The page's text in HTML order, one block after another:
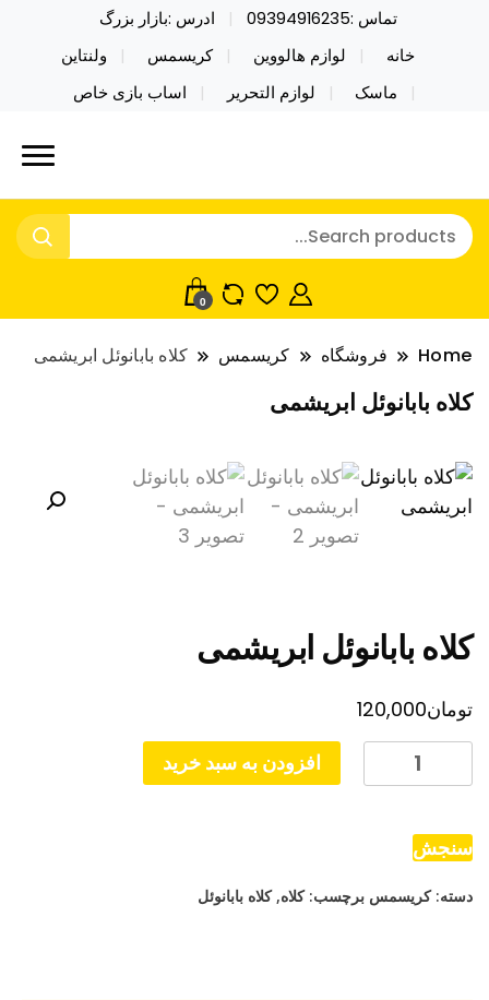
تماس :09394916235
ادرس :بازار بزرگ
خانه
لوازم هالووین کریسمس
ولنتاین
ماسک
لوازم التحریر اساب بازی خاص
نایکر توی فروش عمده لوازم هالووین
ولن تاین کادویی کریسمس اکسسوری
خرید محصولات خاص فیجت اسباب بازی تراول ماگ نایکر
توی فروش عمده لوازم هالووین ولن تاین کادویی
کریسمس اکسسوری ماسک در واردات مستقیم
0
Home فروشگاه کریسمس کلاه بابانوئل ابریشمی
کلاه بابانوئل ابریشمی
کلاه بابانوئل ابریشمی
تومان120,000
بابانوئل
عدد
افزودن به سبد خرید
سنجش
دسته:کریسمس برچسب:کلاه,کلاه بابانوئل